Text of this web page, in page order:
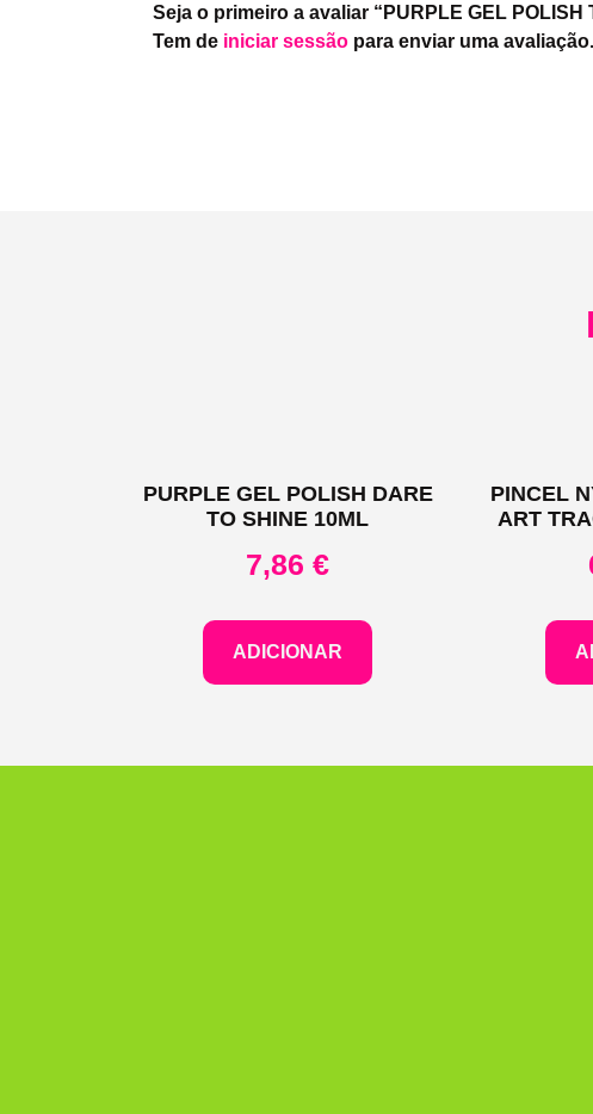
Seja o primeiro a avaliar “PURPLE GEL POLISH
Tem de iniciar sessãopara enviar uma avaliação.
PURPLE GEL POLISH DARE
TO SHINE 10ML
7,86€
ADICIONAR
PINCEL
ART